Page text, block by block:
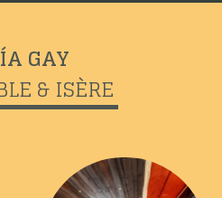
GAY
& ISÈRE